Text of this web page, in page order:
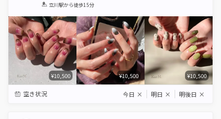
1 2 3 4 5
立川駅から徒歩15分
¥10,500 ¥10,500 ¥10,500
空き状況 今日 × 明日 × 明後日 ×